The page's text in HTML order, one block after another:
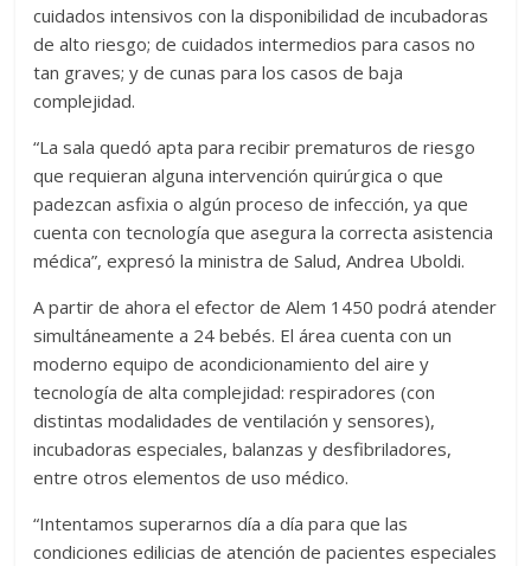
cuidados intensivos con la disponibilidad de incubadoras
de alto riesgo; de cuidados intermedios para casos no
tan graves; y de cunas para los casos de baja
complejidad.
“La sala quedó apta para recibir prematuros de riesgo
que requieran alguna intervención quirúrgica o que
padezcan asfixia o algún proceso de infección, ya que
cuenta con tecnología que asegura la correcta asistencia
médica”, expresó la ministra de Salud, Andrea Uboldi.
A partir de ahora el efector de Alem 1450 podrá atender
simultáneamente a 24 bebés. El área cuenta con un
moderno equipo de acondicionamiento del aire y
tecnología de alta complejidad: respiradores (con
distintas modalidades de ventilación y sensores),
incubadoras especiales, balanzas y desfibriladores,
entre otros elementos de uso médico.
“Intentamos superarnos día a día para que las
condiciones edilicias de atención de pacientes especiales